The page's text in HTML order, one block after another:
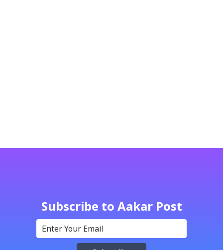
Subscribe to Aakar Post